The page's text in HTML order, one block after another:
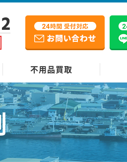
不用品買取